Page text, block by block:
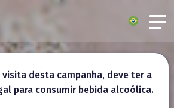
visita desta campanha, deve ter a
para consumir bebida alcoólica.